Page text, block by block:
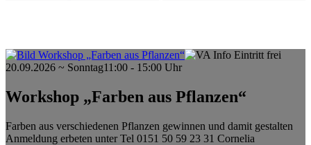
20.09.2026 ~ Sonntag11:00 - 15:00 Uhr
Workshop „Farben aus Pflanzen“
Farben aus verschiedenen Pflanzen gewinnen und damit gestalten
Anmeldung erbeten unter Tel 0151 50 59 23 31 Cornelia